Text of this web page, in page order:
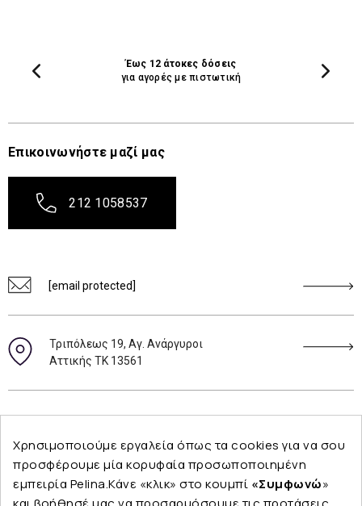
Έως 12 άτοκες δόσεις
για αγορές με πιστωτική
Επικοινωνήστε μαζί μας
212 1058537
[email protected]
Τριπόλεως 19, Αγ. Ανάργυροι
Αττικής ΤΚ 13561
Χρησιμοποιούμε εργαλεία όπως τα cookies για να σου
προσφέρουμε μία κορυφαία προσωποποιημένη
εμπειρία Pelina.Κάνε «κλικ» στο κουμπί «Συμφωνώ»